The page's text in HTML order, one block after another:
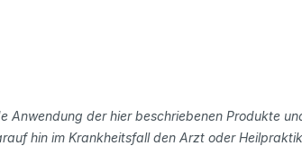
der hier beschriebenen Produkte
hin im Krankheitsfall den Arzt oder